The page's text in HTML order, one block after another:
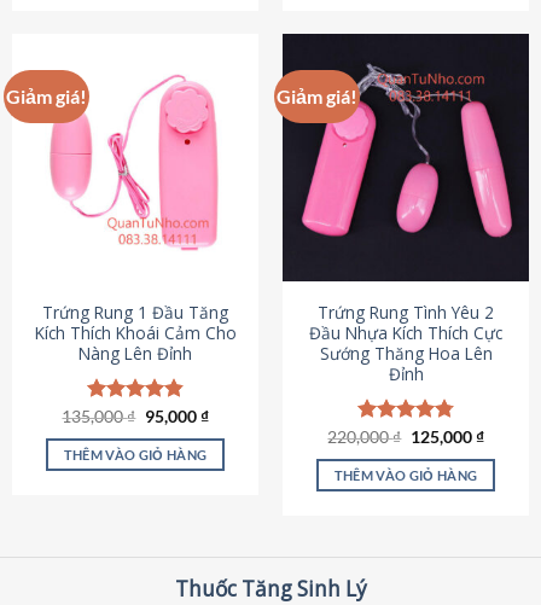
có
nhiều
biến
thể.
Các
tùy
chọn
được
chọn
trên
trang
sản
phẩm
Giảm giá!
Trứng Rung 1 Đầu Tăng
Kích Thích Khoái Cảm Cho
Nàng Lên Đỉnh
Được xếp
hạng4.87
5 sao
135,000₫ Giá
gốc
là:
135,000 ₫.
95,000₫Giá
tại
THÊM VÀO GIỎ HÀNG
Giảm giá!
Trứng Rung Tình Yêu 2
Đầu Nhựa Kích Thích Cực
Sướng Thăng Hoa Lên
Đỉnh
Được xếp
hạng4.79
5 sao
220,000₫ Giá
là:
220,000 ₫.
125,000₫Giá
tại
THÊM VÀO GIỎ HÀNG
Thuốc Tăng Sinh Lý